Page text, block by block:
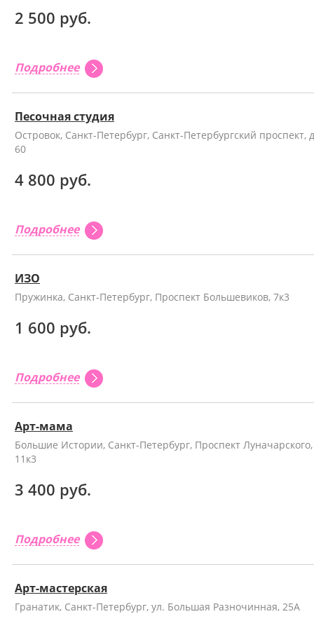
2 500 руб.
Подробнее
Песочная студия
Островок, Санкт-Петербург, Санкт-Петербургский проспект,
60
4 800 руб.
Подробнее
ИЗО
Пружинка, Санкт-Петербург, Проспект Большевиков, 7к3
1 600 руб.
Подробнее
Арт-мама
Большие Истории, Санкт-Петербург, Проспект Луначарского,
11к3
3 400 руб.
Подробнее
Арт-мастерская
Гранатик, Санкт-Петербург, ул. Большая Разночинная, 25А